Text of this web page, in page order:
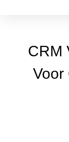
CRM
Voor